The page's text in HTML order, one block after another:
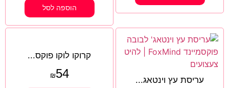
הוספה לסל
עריסת עץ וינטאג...
קרוקו לוקו פוקס...
₪54